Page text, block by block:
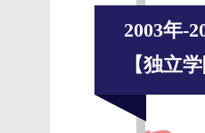
2003年-
【独立